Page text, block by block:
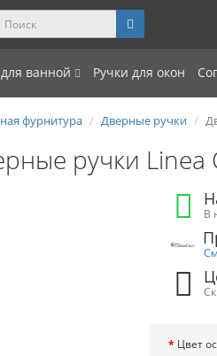
ванной Ручки для окон
фурнитура Дверные ручки
ручки Linea
В
Цвет